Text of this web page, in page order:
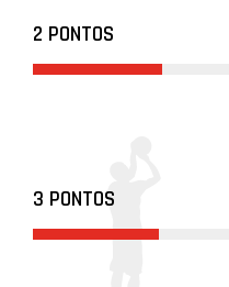
2 PONTOS
3 PONTOS